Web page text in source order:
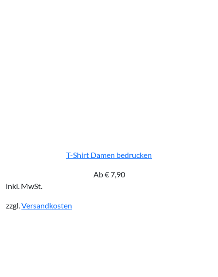
T-Shirt Damen bedrucken
Ab€7,90
inkl. MwSt.
zzgl. Versandkosten